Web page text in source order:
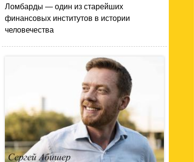
Ломбарды — один из старейших
финансовых институтов в истории
человечества